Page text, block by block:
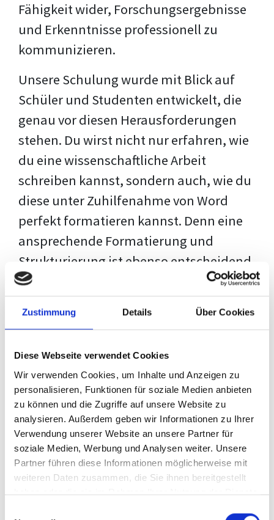
Zustimmung Details Über Cookies
Diese Webseite verwendet Cookies
Wir verwenden Cookies, um Inhalte und Anzeigen zu
personalisieren, Funktionen für soziale Medien anbieten
zu können und die Zugriffe auf unsere Website zu
analysieren. Außerdem geben wir Informationen zu Ihrer
Verwendung unserer Website an unsere Partner für
soziale Medien, Werbung und Analysen weiter. Unsere
Partner führen diese Informationen möglicherweise mit
weiteren Daten zusammen, die Sie ihnen bereitgestellt
haben oder die sie im Rahmen Ihrer Nutzung der Dienste
Fähigkeit wider, Forschungsergebnisse
und Erkenntnisse professionell zu
kommunizieren.
Unsere Schulung wurde mit Blick auf
Schüler und Studenten entwickelt, die
genau vor diesen Herausforderungen
stehen. Du wirst nicht nur erfahren, wie
du eine wissenschaftliche Arbeit
schreiben kannst, sondern auch, wie du
diese unter Zuhilfenahme von Word
perfekt formatieren kannst. Denn eine
ansprechende Formatierung und
Strukturierung ist ebenso entscheidend
wie der Inhalt selbst. Jeder Prüfer hat
eigene Erwartungen, und unsere
Schulung ist so konzipiert, dass sie dir
deiner individuellen Vorlage zeigt,
anstatt eine Einheitslösung zu bieten.
Der Prozess des wissenschaftlichen
Schreibens kann ohne das richtige
Wissen eine große Herausforderung
darstellen. Jedoch, ausgestattet mit
denTechniken und Strategiendieses
Kurses, wird die Formatierung deiner